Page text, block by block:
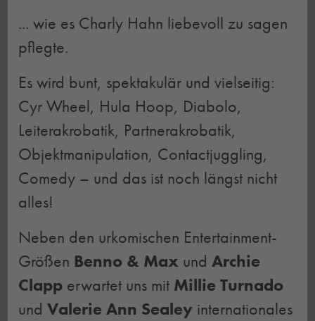
... wie es Charly Hahn liebevoll zu sagen
pflegte.
Es wird bunt, spektakulär und vielseitig:
Cyr Wheel, Hula Hoop, Diabolo,
Leiterakrobatik, Partnerakrobatik,
Objektmanipulation, Contactjuggling,
Comedy – und das ist noch längst nicht
alles!
Neben den urkomischen Entertainment-
Größen Benno & Max undArchie
Clapp erwartet uns mit Millie Turnado
undValerie Ann Sealey internationales